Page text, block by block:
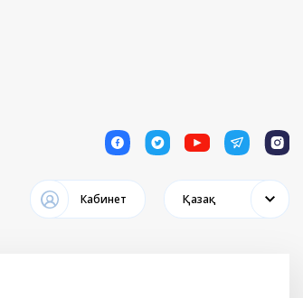
1 1 1 1 1
Кабинет Қазақ